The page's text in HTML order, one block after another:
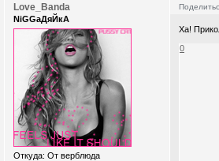
Love_Banda
NiGGaДяЙкА
Откуда: От верблюда
Ха!
0